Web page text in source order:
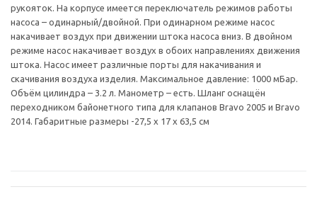
рукояток. На корпусе имеется переключатель режимов работы
насоса – одинарный/двойной. При одинарном режиме насос
накачивает воздух при движении штока насоса вниз. В двойном
режиме насос накачивает воздух в обоих направлениях движения
штока. Насос имеет различные порты для накачивания и
скачивания воздуха изделия. Максимальное давление: 1000 мБар.
Объём цилиндра – 3.2 л. Манометр – есть. Шланг оснащён
переходником байонетного типа для клапанов Bravo 2005 и Bravo
2014. Габаритные размеры -27,5 х 17 х 63,5 см